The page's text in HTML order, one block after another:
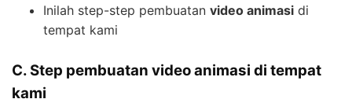
Inilah step-step pembuatan video animasi di
tempat kami
C. Step pembuatan video animasi di tempat
kami